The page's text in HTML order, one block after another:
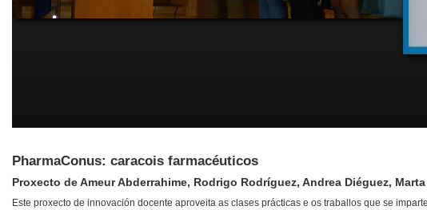
PharmaConus: caracois farmacéuticos
Proxecto de Ameur Abderrahime, Rodrigo Rodríguez, Andrea Diéguez,
Este proxecto de innovación docente aproveita as clases prácticas e os traballos que se